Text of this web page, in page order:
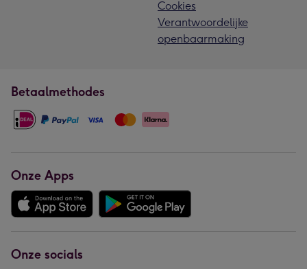
Cookies
Verantwoordelijke
openbaarmaking
Betaalmethodes
Onze Apps
Onze socials